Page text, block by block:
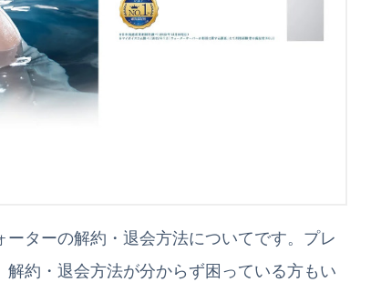
ターの解約・退会方法についてです。プレ
約・退会方法が分からず困っている方もい